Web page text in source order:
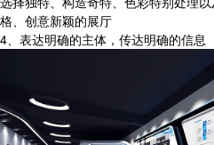
格、创意新颖的展厅
4、表达明确的主体，传达明确的信息